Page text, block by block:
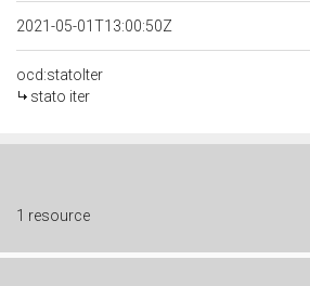
2021-05-01T13:00:50Z
ocd:statoIter
stato iter
1 resource